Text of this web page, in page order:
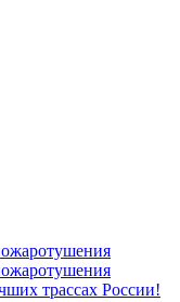
трассах России!